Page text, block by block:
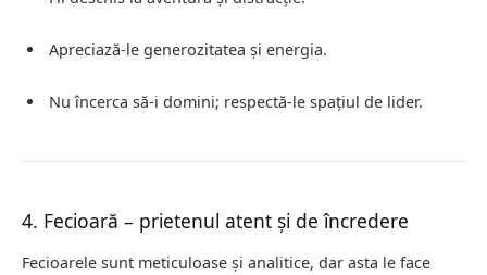
Apreciază-le generozitatea și energia.
Nu încerca să-i domini; respectă-le spațiul de lider.
4. Fecioară – prietenul atent și de încredere
Fecioarele sunt meticuloase și analitice, dar asta le face